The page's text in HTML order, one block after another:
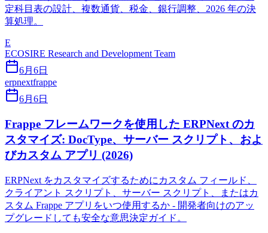
定科目表の設計、複数通貨、税金、銀行調整、2026 年の決
算処理。
E
ECOSIRE Research and Development Team
6月6日
erpnextfrappe
6月6日
Frappe フレームワークを使用した ERPNext のカ
スタマイズ: DocType、サーバー スクリプト、およ
びカスタム アプリ (2026)
ERPNext をカスタマイズするためにカスタム フィールド、
クライアント スクリプト、サーバー スクリプト、またはカ
スタム Frappe アプリをいつ使用するか - 開発者向けのアッ
プグレードしても安全な意思決定ガイド。